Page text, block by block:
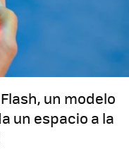
un modelo
un espacio a la